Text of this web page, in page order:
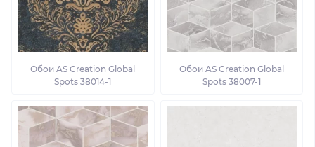
Обои AS Creation Global
Spots 38014-1
Обои AS Creation Global
Spots 38007-1